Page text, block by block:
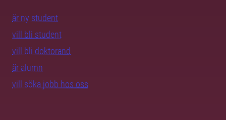
är ny student
vill bli student
vill bli doktorand
är alumn
vill söka jobb hos oss